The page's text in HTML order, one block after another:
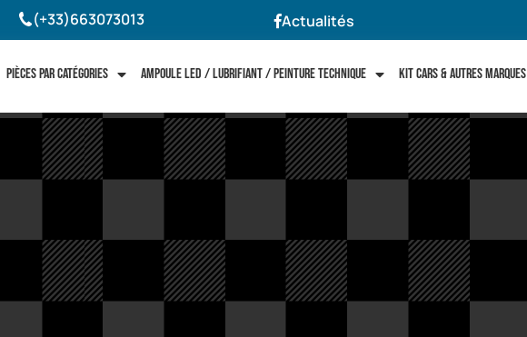
(+33)663073013 Actualités
Pièces par catégories Ampoule LED / Lubrifiant / Peinture technique Kit cars & autres marques